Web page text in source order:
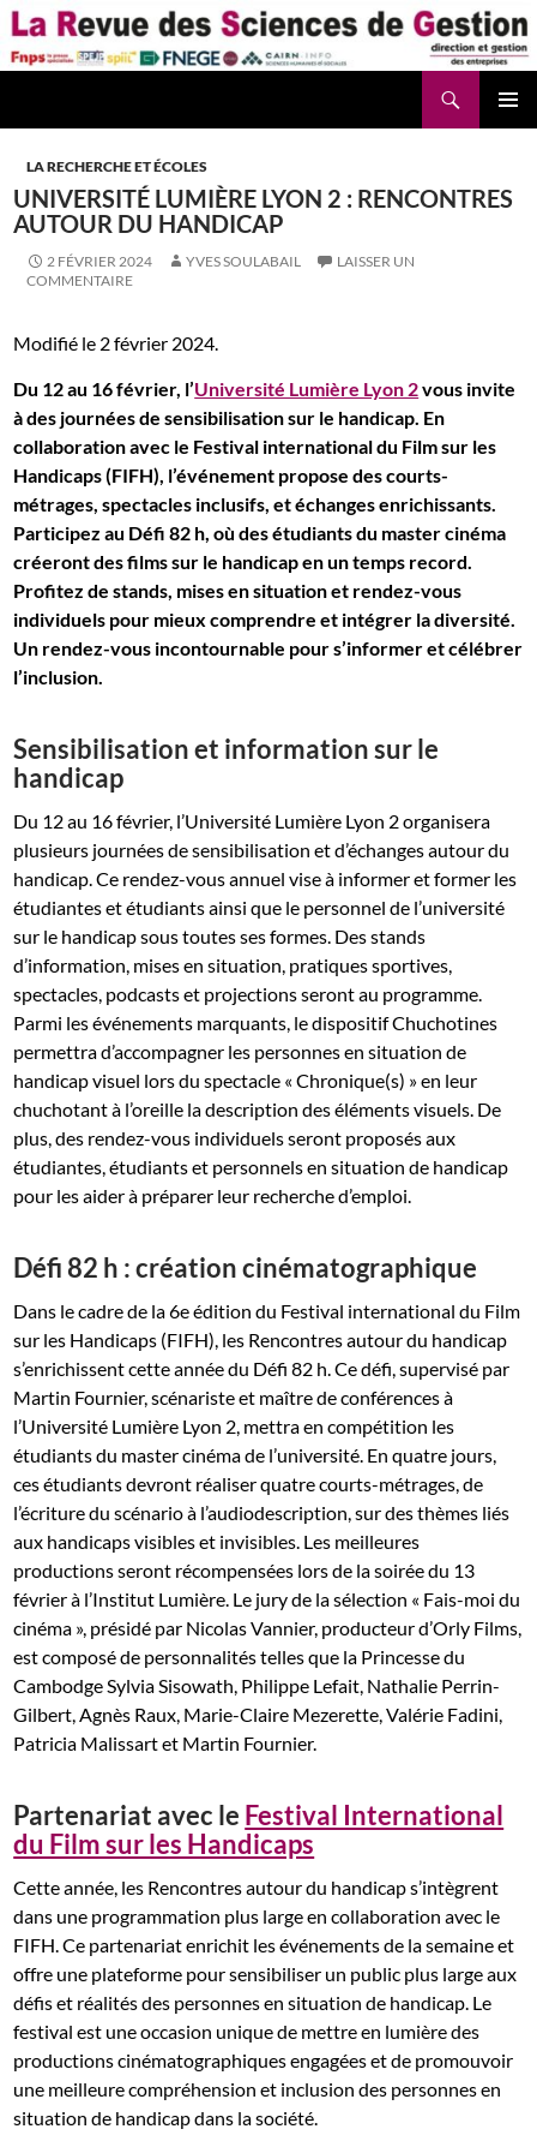
Aller
au
contenu
LA RECHERCHE ET ÉCOLES
UNIVERSITÉ LUMIÈRE LYON 2 : RENCONTRES
AUTOUR DU HANDICAP
2 FÉVRIER 2024 YVES SOULABAIL
LAISSER UN
COMMENTAIRE
Modifié le 2 février 2024.
Du 12 au 16 février, l’Université Lumière Lyon 2vous invite
à des journées de sensibilisation sur le handicap. En
collaboration avec le Festival international du Film sur les
Handicaps (FIFH), l’événement propose des courts-
métrages, spectacles inclusifs, et échanges enrichissants.
Participez au Défi 82 h, où des étudiants du master cinéma
créeront des films sur le handicap en un temps record.
Profitez de stands, mises en situation et rendez-vous
individuels pour mieux comprendre et intégrer la diversité.
Un rendez-vous incontournable pour s’informer et célébrer
l’inclusion.
Sensibilisation et information sur le
handicap
Du 12 au 16 février, l’Université Lumière Lyon 2 organisera
plusieurs journées de sensibilisation et d’échanges autour du
handicap. Ce rendez-vous annuel vise à informer et former les
étudiantes et étudiants ainsi que le personnel de l’université
sur le handicap sous toutes ses formes. Des stands
d’information, mises en situation, pratiques sportives,
spectacles, podcasts et projections seront au programme.
Parmi les événements marquants, le dispositif Chuchotines
permettra d’accompagner les personnes en situation de
handicap visuel lors du spectacle « Chronique(s) » en leur
chuchotant à l’oreille la description des éléments visuels. De
plus, des rendez-vous individuels seront proposés aux
étudiantes, étudiants et personnels en situation de handicap
pour les aider à préparer leur recherche d’emploi.
Défi 82 h : création cinématographique
Dans le cadre de la 6e édition du Festival international du Film
sur les Handicaps (FIFH), les Rencontres autour du handicap
s’enrichissent cette année du Défi 82 h. Ce défi, supervisé par
Martin Fournier, scénariste et maître de conférences à
l’Université Lumière Lyon 2, mettra en compétition les
étudiants du master cinéma de l’université. En quatre jours,
ces étudiants devront réaliser quatre courts-métrages, de
l’écriture du scénario à l’audiodescription, sur des thèmes liés
aux handicaps visibles et invisibles. Les meilleures
productions seront récompensées lors de la soirée du 13
février à l’Institut Lumière. Le jury de la sélection « Fais-moi du
cinéma », présidé par Nicolas Vannier, producteur d’Orly Films,
est composé de personnalités telles que la Princesse du
Cambodge Sylvia Sisowath, Philippe Lefait, Nathalie Perrin-
Gilbert, Agnès Raux, Marie-Claire Mezerette, Valérie Fadini,
Patricia Malissart et Martin Fournier.
Partenariat avec le Festival International
du Film sur les Handicaps
Cette année, les Rencontres autour du handicap s’intègrent
dans une programmation plus large en collaboration avec le
FIFH. Ce partenariat enrichit les événements de la semaine et
offre une plateforme pour sensibiliser un public plus large aux
défis et réalités des personnes en situation de handicap. Le
festival est une occasion unique de mettre en lumière des
productions cinématographiques engagées et de promouvoir
une meilleure compréhension et inclusion des personnes en
situation de handicap dans la société.